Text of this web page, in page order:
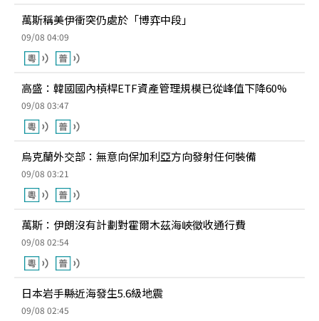
萬斯稱美伊衝突仍處於「博弈中段」
09/08 04:09
高盛：韓國國內槓桿ETF資產管理規模已從峰值下降60%
09/08 03:47
烏克蘭外交部：無意向保加利亞方向發射任何裝備
09/08 03:21
萬斯：伊朗沒有計劃對霍爾木茲海峽徵收通行費
09/08 02:54
日本岩手縣近海發生5.6級地震
09/08 02:45